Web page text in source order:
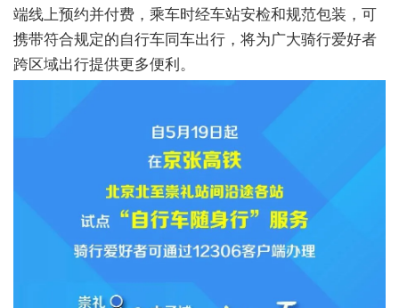
端线上预约并付费，乘车时经车站安检和规范包装，可
携带符合规定的自行车同车出行，将为广大骑行爱好者
跨区域出行提供更多便利。